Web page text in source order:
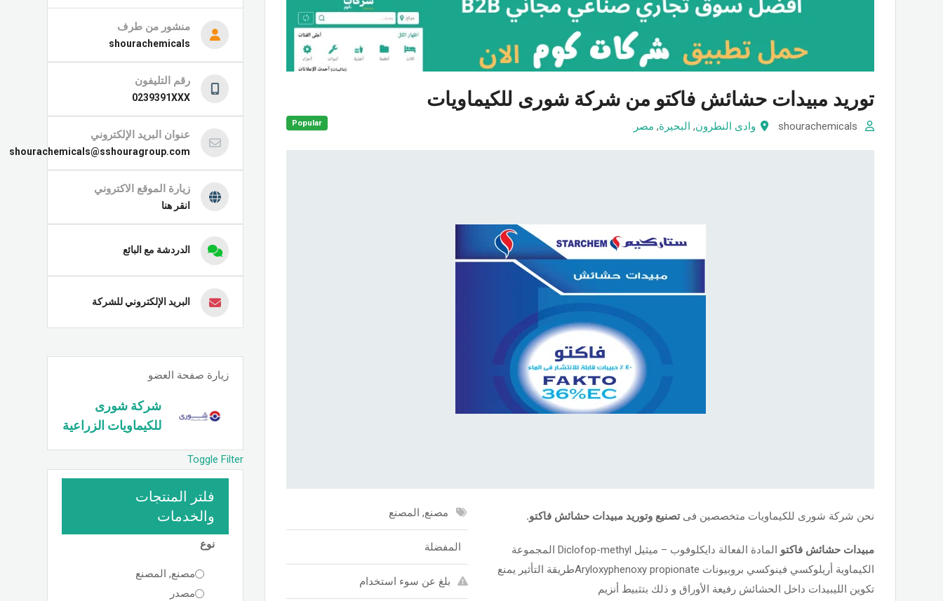
توريد مبيدات حشائش فاكتو من شركة شورى للكيماويات
وادى النطرون, البحيرة, مصر Popular
نحن شركة شورى للكيماويات متخصصين فىتصنيع وتوريد مبيدات حشائش فاكتو.
مبيدات حشائش فاكتو
المادة الفعالة دايكلوفوب – ميثيل Diclofop-methyl المجموعة
الكيماوية أريلوكسي فينوكسي بروبيونات Aryloxyphenoxy propionateطريقة التأثير يمنع
تكوين الليبيدات داخل الحشائش رفيعة الأوراق و ذلك بتثبيط أنزيم
مصنع, المصنع
المفضلة
بلغ عن سوء استخدام
منشور من طرف
shourachemicals
رقم التليفون
0239391XXX
عنوان البريد الإلكتروني
shourachemicals@sshouragroup.com
زيارة الموقع الاكتروني
انقر هنا
الدردشة مع البائع
البريد الإلكتروني للشركة
زيارة صفحة العضو
شركة شورى
للكيماويات الزراعية
Toggle Filter
فلتر المنتجات
والخدمات
نوع
مصنع, المصنع
مصدر